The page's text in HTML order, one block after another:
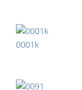
0001k